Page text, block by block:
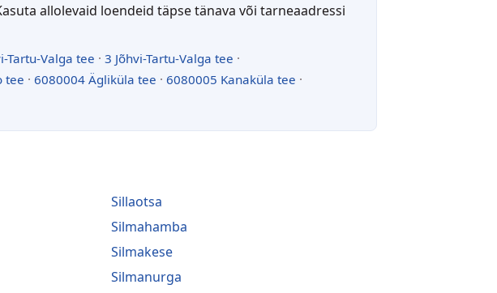
allolevaid loendeid täpse tänava või tarneaadressi
Tartu-Valga tee · 3 Jõhvi-Tartu-Valga tee ·
tee · 6080004 Ägliküla tee · 6080005 Kanaküla tee ·
Sillaotsa
Silmahamba
Silmakese
Silmanurga